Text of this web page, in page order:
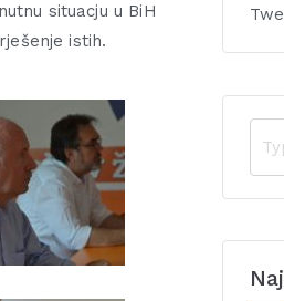
situacju u BiH
istih.